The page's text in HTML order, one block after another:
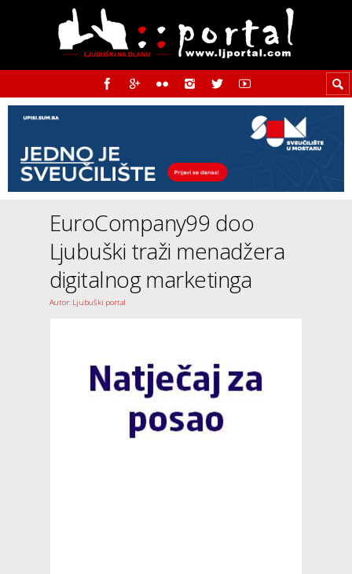
EuroCompany99 doo
Ljubuški traži menadžera
digitalnog marketinga
Autor: Ljubuški portal